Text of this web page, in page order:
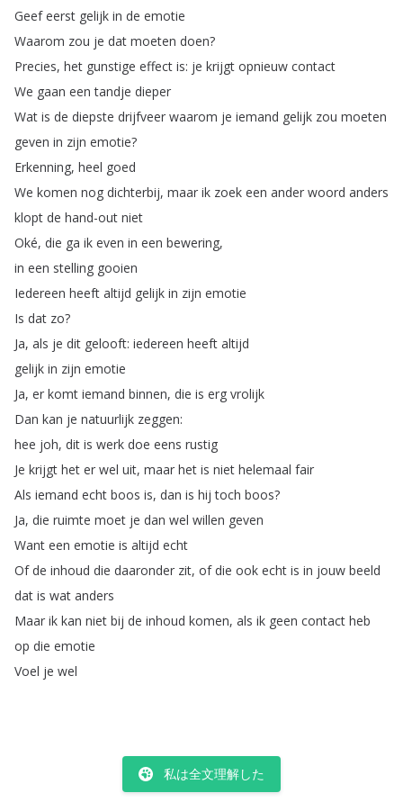
Geef eerst gelijk in de emotie
Waarom zou je dat moeten doen?
Precies, het gunstige effect is: je krijgt opnieuw contact
We gaan een tandje dieper
Wat is de diepste drijfveer waarom je iemand gelijk zou moeten
geven in zijn emotie?
Erkenning, heel goed
We komen nog dichterbij, maar ik zoek een ander woord anders
klopt de hand-out niet
Oké, die ga ik even in een bewering,
in een stelling gooien
Iedereen heeft altijd gelijk in zijn emotie
Is dat zo?
Ja, als je dit gelooft: iedereen heeft altijd
gelijk in zijn emotie
Ja, er komt iemand binnen, die is erg vrolijk
Dan kan je natuurlijk zeggen:
hee joh, dit is werk doe eens rustig
Je krijgt het er wel uit, maar het is niet helemaal fair
Als iemand echt boos is, dan is hij toch boos?
Ja, die ruimte moet je dan wel willen geven
Want een emotie is altijd echt
Of de inhoud die daaronder zit, of die ook echt is in jouw beeld
dat is wat anders
Maar ik kan niet bij de inhoud komen, als ik geen contact heb
op die emotie
Voel je wel
私は全文理解した